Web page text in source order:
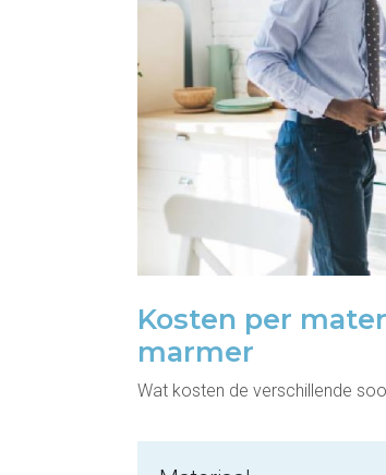
Kosten per
marmer
Wat kosten de verschillende